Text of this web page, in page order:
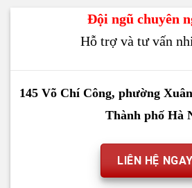
Đội ngũ chuyên
Hỗ trợ và tư vấn
145 Võ Chí Công, phường
Thành phố Hà
LIÊN HỆ NGAY